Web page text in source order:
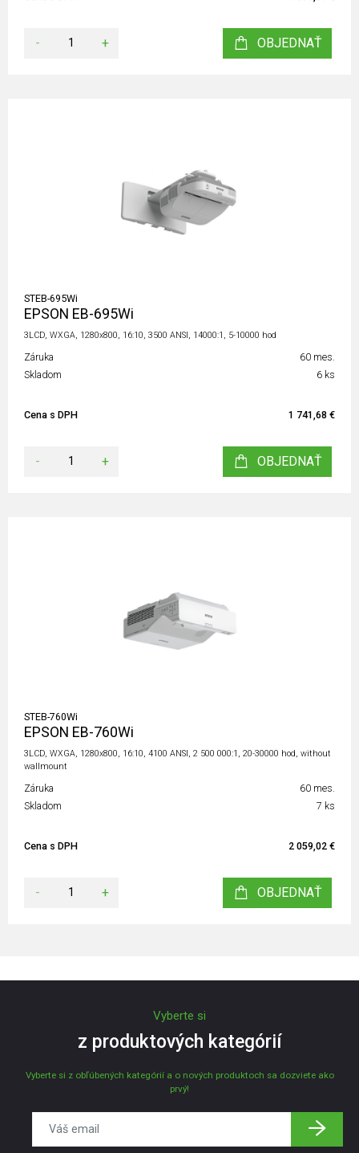
- + OBJEDNAŤ
STEB-695Wi
EPSON EB-695Wi
3LCD, WXGA, 1280x800, 16:10, 3500 ANSI, 14000:1, 5-10000 hod
Záruka
60 mes.
Skladom
6 ks
Cena s DPH 1 741,68 €
- + OBJEDNAŤ
STEB-760Wi
EPSON EB-760Wi
3LCD, WXGA, 1280x800, 16:10, 4100 ANSI, 2 500 000:1, 20-30000 hod, without
wallmount
Záruka
60 mes.
Skladom
7 ks
Cena s DPH 2 059,02 €
- + OBJEDNAŤ
Vyberte si
z produktových kategórií
Vyberte si z obľúbených kategórií a o nových produktoch sa dozviete ako
prvý!